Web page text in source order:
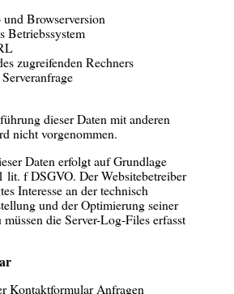
Browserversion
Betriebssystem
zugreifenden Rechners
dieser Daten mit anderen
nicht vorgenommen.
Daten erfolgt auf Grundlage
lit. f DSGVO. Der Websitebetreiber
Interesse an der technisch
und der Optimierung seiner
die Server-Log-Files erfasst
Kontaktformular Anfragen